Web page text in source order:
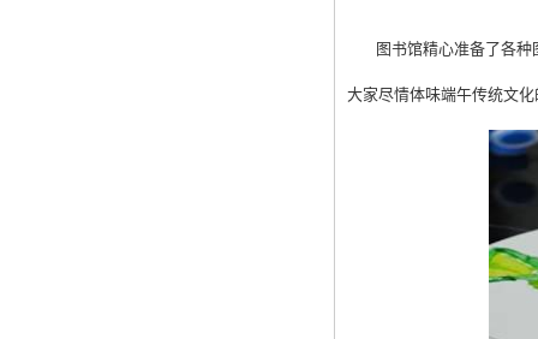
图书馆精心准备了各种
大家尽情体味端午传统文